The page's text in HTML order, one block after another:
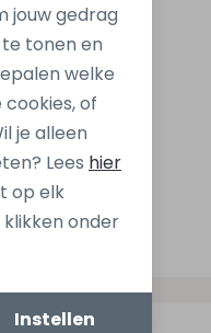
jouw gedrag
tonen en
welke
of
je alleen
Lees hier
op elk
onder
Instellen